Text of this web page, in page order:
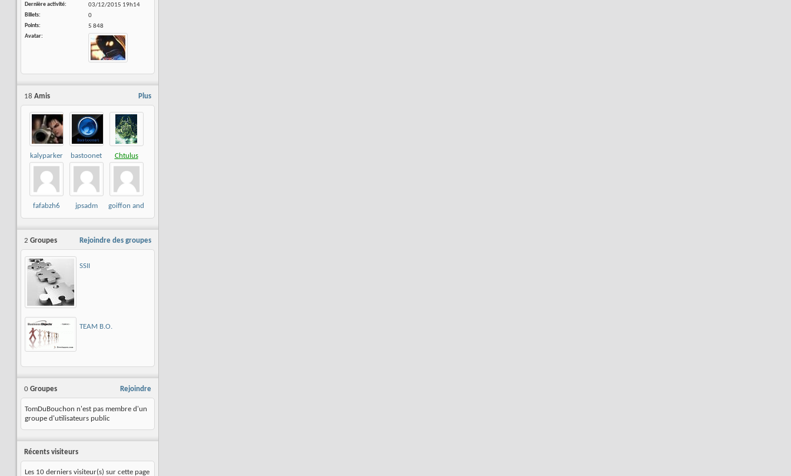
Dernière activité
03/12/2015 19h14
Billets
0
Points
5 848
Avatar
Plus
18 Amis
kalyparker bastoonet Chtulus
fafabzh6 jpsadm
goiffon and
Rejoindre des groupes
2 Groupes
SSII
TEAM B.O.
Rejoindre
0 Groupes
TomDuBouchon n'est pas membre d'un
groupe d'utilisateurs public
Récents visiteurs
Les 10 derniers visiteur(s) sur cette page